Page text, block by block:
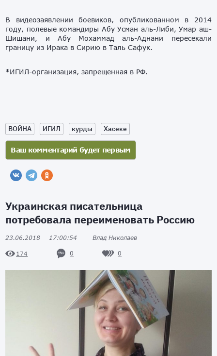
В видеозаявлении боевиков, опубликованном в 2014
году, полевые командиры Абу Усман аль-Либи, Умар аш-
Шишани, и Абу Мохаммад аль-Аднани пересекали
границу из Ирака в Сирию в Таль Сафук.
*ИГИЛ-организация, запрещенная в РФ.
ВОЙНА ИГИЛ курды Хасеке
Украинская писательница
потребовала переименовать Россию
23.06.2018 17:00:54 Влад Николаев
174 0 0